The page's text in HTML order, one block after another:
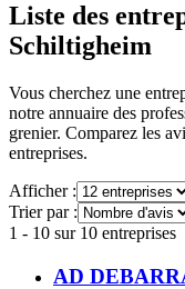
Liste des
Schiltigheim
Vous cherchez une
notre annuaire des
grenier. Comparez les
entreprises.
Afficher :
Trier par :
1 - 10 sur 10 entreprises
AD